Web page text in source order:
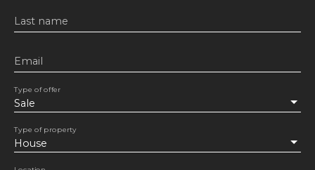
Last name
Email
Sale
Type of offer
House
Type of property